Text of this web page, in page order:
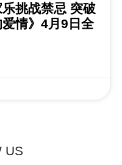
挑战禁忌 突破
情》4月9日全
US